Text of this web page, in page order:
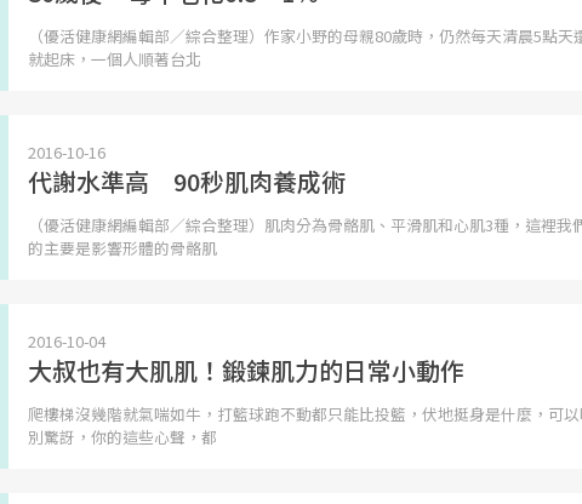
（優活健康網編輯部／綜合整理）作家小野的母親80歲時，仍然每天清晨5點天
就起床，一個人順著台北
2016-10-16
代謝水準高 90秒肌肉養成術
（優活健康網編輯部／綜合整理）肌肉分為骨骼肌、平滑肌和心肌3種，這裡我
的主要是影響形體的骨骼肌
2016-10-04
大叔也有大肌肌！鍛鍊肌力的日常小動作
爬樓梯沒幾階就氣喘如牛，打籃球跑不動都只能比投籃，伏地挺身是什麼，可以
別驚訝，你的這些心聲，都